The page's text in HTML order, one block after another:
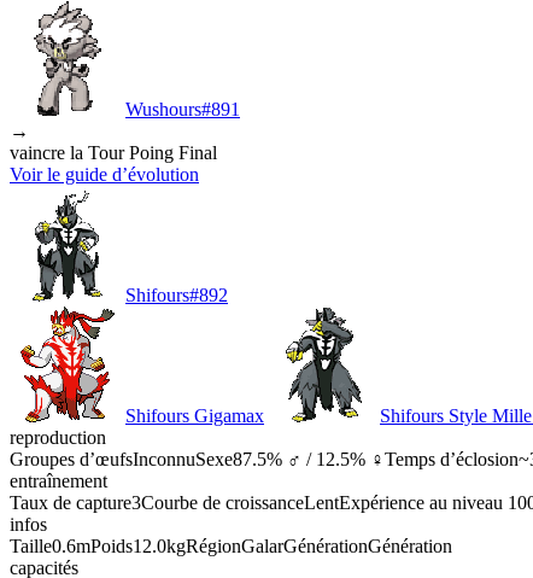
Wushours#891
→
vaincre la Tour Poing Final
Voir le guide d’évolution
Shifours#892
Shifours Gigamax Shifours Style
reproduction
Groupes d’œufsInconnuSexe87.5% ♂ / 12.5% ♀Temps d’éclosion
entraînement
Taux de capture3Courbe de croissanceLentExpérience au niveau
infos
Taille0.6mPoids12.0kgRégionGalarGénérationGénération
capacités